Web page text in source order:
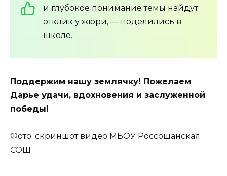
и глубокое понимание темы найдут
отклик у жюри, — поделились в
школе.
Поддержим нашу землячку! Пожелаем
Дарье удачи, вдохновения и заслуженной
победы!
Фото: скриншот видео МБОУ Россошанская
СОШ